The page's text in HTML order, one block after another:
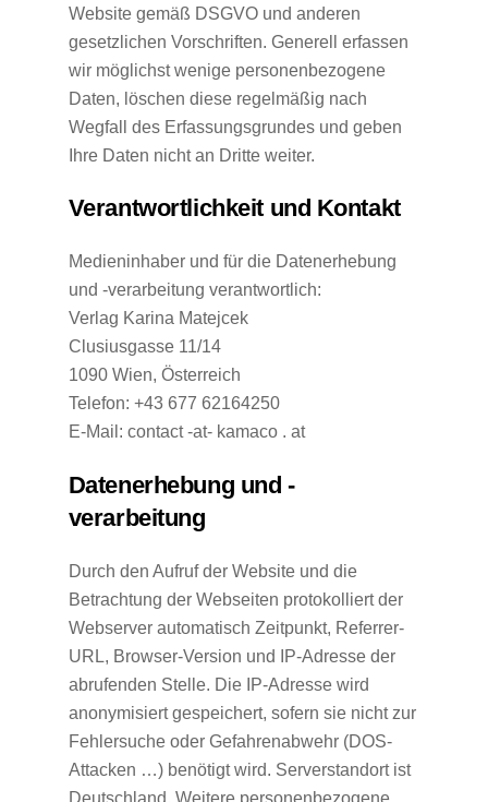
Website gemäß DSGVO und anderen
gesetzlichen Vorschriften. Generell erfassen
wir möglichst wenige personenbezogene
Daten, löschen diese regelmäßig nach
Wegfall des Erfassungsgrundes und geben
Ihre Daten nicht an Dritte weiter.
Verantwortlichkeit und Kontakt
Medieninhaber und für die Datenerhebung
und -verarbeitung verantwortlich:
Verlag Karina Matejcek
Clusiusgasse 11/14
1090 Wien, Österreich
Telefon: +43 677 62164250
E-Mail: contact -at- kamaco . at
Datenerhebung und -
verarbeitung
Durch den Aufruf der Website und die
Betrachtung der Webseiten protokolliert der
Webserver automatisch Zeitpunkt, Referrer-
URL, Browser-Version und IP-Adresse der
abrufenden Stelle. Die IP-Adresse wird
anonymisiert gespeichert, sofern sie nicht zur
Fehlersuche oder Gefahrenabwehr (DOS-
Attacken …) benötigt wird. Serverstandort ist
Deutschland. Weitere personenbezogene